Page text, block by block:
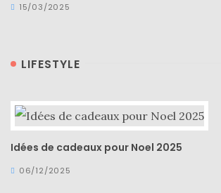
15/03/2025
LIFESTYLE
Idées de cadeaux pour Noel 2025
06/12/2025